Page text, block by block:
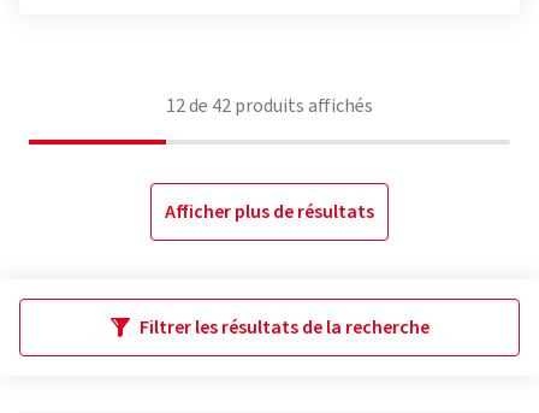
12de 42produits affichés
Afficher plus de résultats
Filtrer les résultats de la recherche